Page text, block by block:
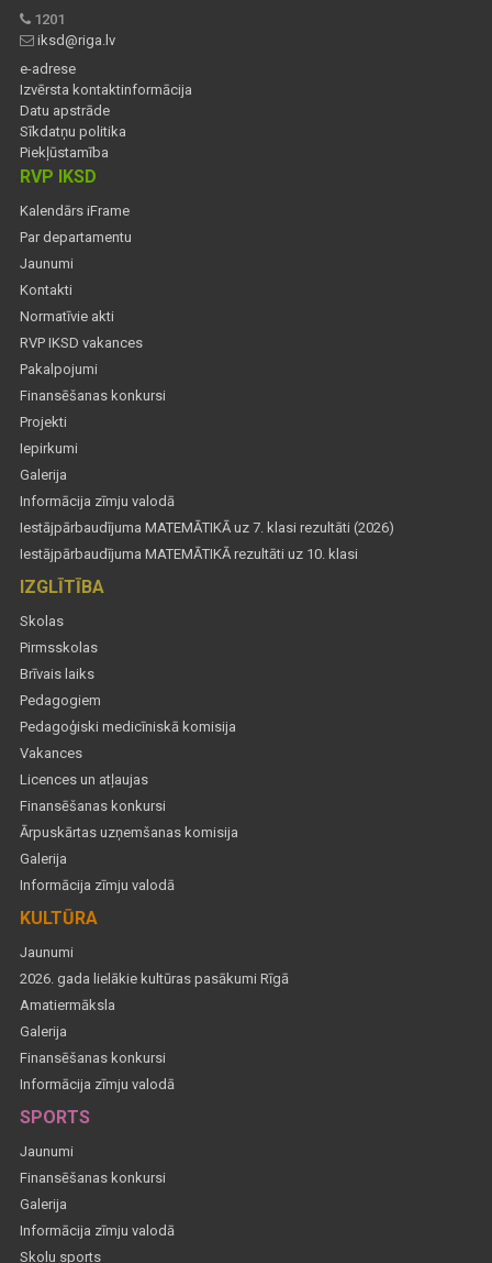
1201
iksd@riga.lv
e-adrese
Izvērsta kontaktinformācija
Datu apstrāde
Sīkdatņu politika
Piekļūstamība
RVP IKSD
Kalendārs iFrame
Par departamentu
Jaunumi
Kontakti
Normatīvie akti
RVP IKSD vakances
Pakalpojumi
Finansēšanas konkursi
Projekti
Iepirkumi
Galerija
Informācija zīmju valodā
Iestājpārbaudījuma MATEMĀTIKĀ uz 7. klasi rezultāti (2026)
Iestājpārbaudījuma MATEMĀTIKĀ rezultāti uz 10. klasi
IZGLĪTĪBA
Skolas
Pirmsskolas
Brīvais laiks
Pedagogiem
Pedagoģiski medicīniskā komisija
Vakances
Licences un atļaujas
Finansēšanas konkursi
Ārpuskārtas uzņemšanas komisija
Galerija
Informācija zīmju valodā
KULTŪRA
Jaunumi
2026. gada lielākie kultūras pasākumi Rīgā
Amatiermāksla
Galerija
Finansēšanas konkursi
Informācija zīmju valodā
SPORTS
Jaunumi
Finansēšanas konkursi
Galerija
Informācija zīmju valodā
Skolu sports